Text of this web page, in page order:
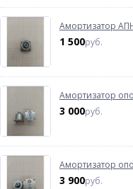
Амортизатор
1 500руб.
Амортизатор
3 000руб.
Амортизатор
3 900руб.